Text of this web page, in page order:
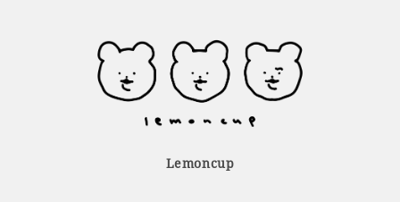
Lemoncup